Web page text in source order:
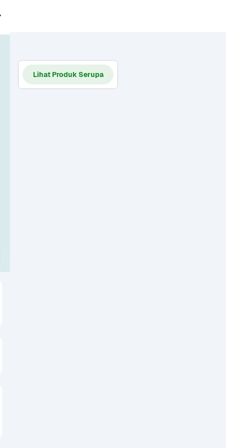
Lihat Produk Serupa